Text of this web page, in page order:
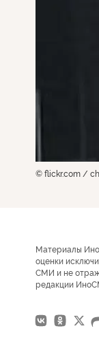
© flickr.com /
Материалы
оценки
СМИ и не
редакции